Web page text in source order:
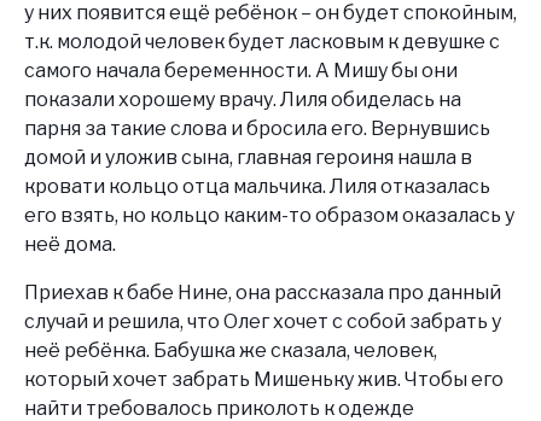
у них появится ещё ребёнок – он будет спокойным,
т.к. молодой человек будет ласковым к девушке с
самого начала беременности. А Мишу бы они
показали хорошему врачу. Лиля обиделась на
парня за такие слова и бросила его. Вернувшись
домой и уложив сына, главная героиня нашла в
кровати кольцо отца мальчика. Лиля отказалась
его взять, но кольцо каким-то образом оказалась у
неё дома.
Приехав к бабе Нине, она рассказала про данный
случай и решила, что Олег хочет с собой забрать у
неё ребёнка. Бабушка же сказала, человек,
который хочет забрать Мишеньку жив. Чтобы его
найти требовалось приколоть к одежде